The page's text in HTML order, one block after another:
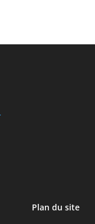
Plan du site